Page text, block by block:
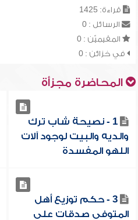
قراءة: 1425
الرسائل : 0
المقيميّن : 0
في خزائن : 0
المحاضرة مجزأة
1 - نصيحة شاب ترك
والديه والبيت لوجود آلات
اللهو المفسدة
3 - حكم توزيع أهل
المتوفى صدقات على